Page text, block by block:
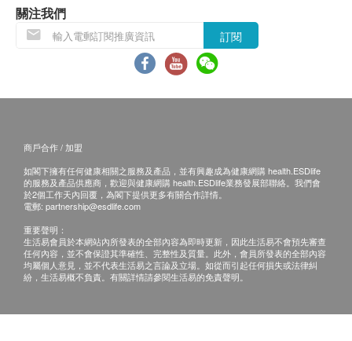
免責聲明：
所有健康檢查/服務並非作為醫務診斷或治療用
途。當閣下身體健康出現任何疾病徵兆時，應立即
諮詢有認可資格的醫生，作出診斷及治療。
本服務/產品由商戶提供。生活易【健康網購
網購health.ESDlife概不負責。一切有關的索償或
查詢，須向提供服務之體檢中心或商戶提出。
關注我們
訂閱
商戶合作 / 加盟
如閣下擁有任何健康相關之服務及產品，並有興趣成為健康網購 health.ESDlife
的服務及產品供應商，歡迎與健康網購 health.ESDlife業務發展部聯絡。我們會
於2個工作天內回覆，為閣下提供更多有關合作詳情。
電郵: partnership@esdlife.com
重要聲明：
生活易會員於本網站內所發表的全部內容為即時更新，因此生活易不會預先審查
任何內容，並不會保證其準確性、完整性及質量。此外，會員所發表的全部內容
均屬個人意見，並不代表生活易之言論及立場。如從而引起任何損失或法律糾
紛，生活易概不負責。有關詳情請參閱生活易的免責聲明。